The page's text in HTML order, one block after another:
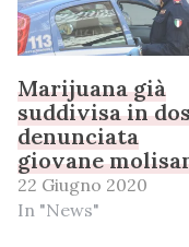
Marijuana già
suddivisa in
denunciata
giovane
22 Giugno 2020
In "News"